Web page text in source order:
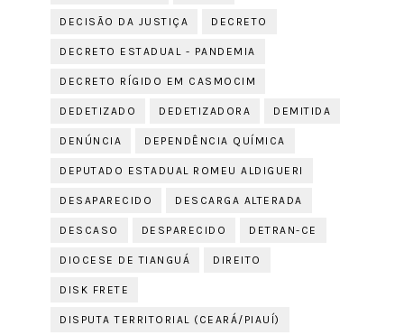
DECISÃO DA JUSTIÇA DECRETO
DECRETO ESTADUAL - PANDEMIA
DECRETO RÍGIDO EM CASMOCIM
DEDETIZADO DEDETIZADORA DEMITIDA
DENÚNCIA DEPENDÊNCIA QUÍMICA
DEPUTADO ESTADUAL ROMEU ALDIGUERI
DESAPARECIDO DESCARGA ALTERADA
DESCASO DESPARECIDO DETRAN-CE
DIOCESE DE TIANGUÁ DIREITO
DISK FRETE
DISPUTA TERRITORIAL (CEARÁ/PIAUÍ)